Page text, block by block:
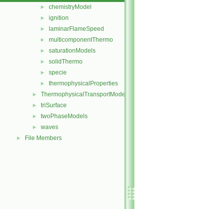
► chemistryModel
► ignition
► laminarFlameSpeed
► multicomponentThermo
► saturationModels
► solidThermo
► specie
► thermophysicalProperties
► ThermophysicalTransportModels
► triSurface
► twoPhaseModels
► waves
► File Members